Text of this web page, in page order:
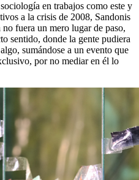
en trabajos como este y
a la crisis de 2008, Sandonis
fuera un mero lugar de paso,
sentido, donde la gente pudiera
sumándose a un evento que
por no mediar en él lo